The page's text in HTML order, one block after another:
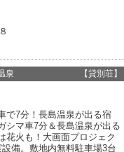
泉 【貸別荘】
で7分！長島温泉が出る宿
マ車7分＆長島温泉が出る
花火も！大画面プロジェク
備。敷地内無料駐車場3台